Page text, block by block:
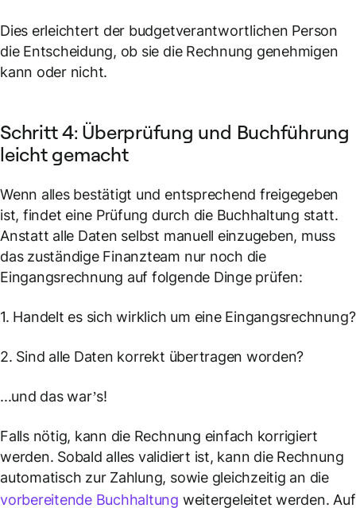
Dies erleichtert der budgetverantwortlichen Person
die Entscheidung, ob sie die Rechnung genehmigen
kann oder nicht.
Schritt 4: Überprüfung und Buchführung
leicht gemacht
Wenn alles bestätigt und entsprechend freigegeben
ist, findet eine Prüfung durch die Buchhaltung statt.
Anstatt alle Daten selbst manuell einzugeben, muss
das zuständige Finanzteam nur noch die
Eingangsrechnung auf folgende Dinge prüfen:
1. Handelt es sich wirklich um eine Eingangsrechnung?
2. Sind alle Daten korrekt übertragen worden?
...und das war’s!
Falls nötig, kann die Rechnung einfach korrigiert
werden. Sobald alles validiert ist, kann die Rechnung
automatisch zur Zahlung, sowie gleichzeitig an die
vorbereitende Buchhaltung weitergeleitet werden. Auf